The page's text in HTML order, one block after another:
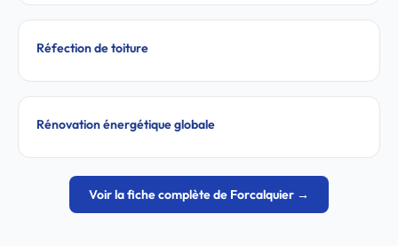
Réfection de toiture
Rénovation énergétique globale
Voir la fiche complète de Forcalquier →